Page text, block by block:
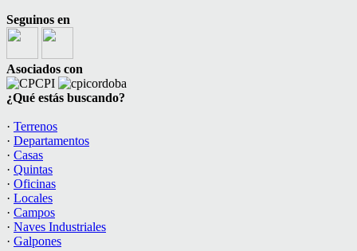
Seguinos en
Asociados con
¿Qué estás buscando?
· Terrenos
· Departamentos
· Casas
· Quintas
· Oficinas
· Locales
· Campos
· Naves Industriales
· Galpones